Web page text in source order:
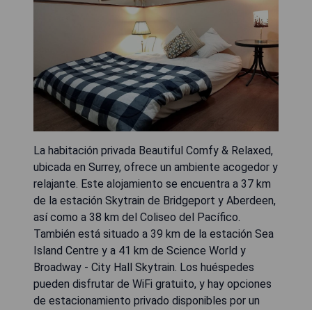
La habitación privada Beautiful Comfy & Relaxed,
ubicada en Surrey, ofrece un ambiente acogedor y
relajante. Este alojamiento se encuentra a 37 km
de la estación Skytrain de Bridgeport y Aberdeen,
así como a 38 km del Coliseo del Pacífico.
También está situado a 39 km de la estación Sea
Island Centre y a 41 km de Science World y
Broadway - City Hall Skytrain. Los huéspedes
pueden disfrutar de WiFi gratuito, y hay opciones
de estacionamiento privado disponibles por un